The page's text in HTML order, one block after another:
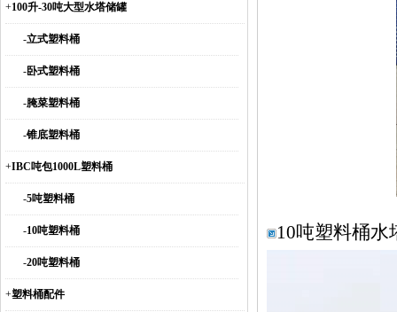
+100升-30吨大型水塔储罐
-立式塑料桶
-卧式塑料桶
-腌菜塑料桶
-锥底塑料桶
+IBC吨包1000L塑料桶
-5吨塑料桶
-10吨塑料桶
-20吨塑料桶
+塑料桶配件
10吨塑料桶水